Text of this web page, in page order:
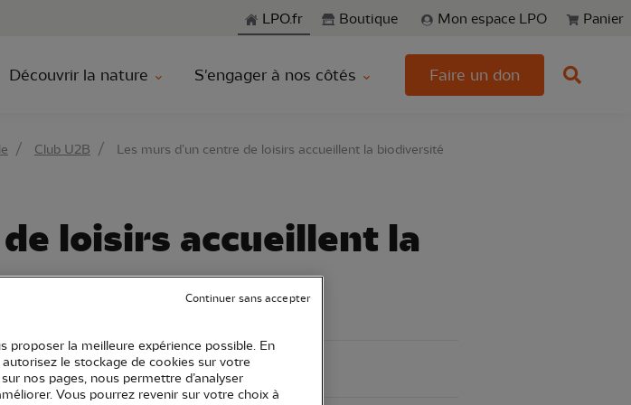
Aller à la rechercheLPO.fr Boutique Mon espace LPO Panier
Découvrir la nature S'engager à nos côtés Faire un don
Club U2B Les murs d’un centre de loisirs accueillent la biodiversité
loisirs accueillent la
proposer la meilleure expérience possible. En
le stockage de cookies sur votre
nos pages, nous permettre d’analyser
Vous pourrez revenir sur votre choix à
Continuer sans accepter